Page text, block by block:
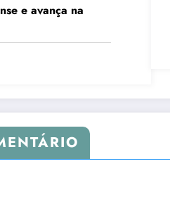
e avança na